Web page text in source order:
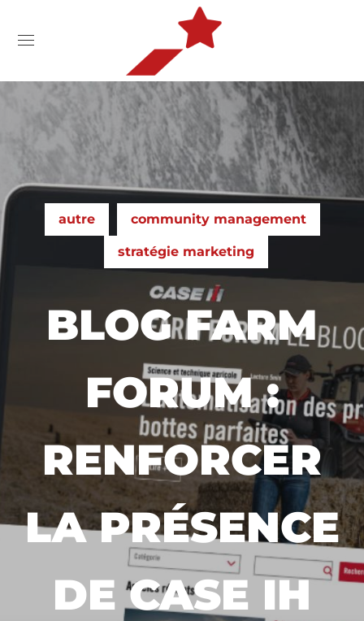
autre community management
stratégie marketing
BLOG FARM
FORUM :
RENFORCER
LA PRÉSENCE
DE CASE IH